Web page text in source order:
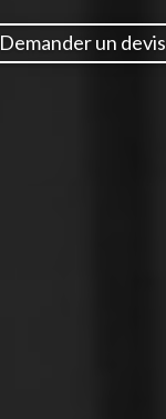
Demander un devis